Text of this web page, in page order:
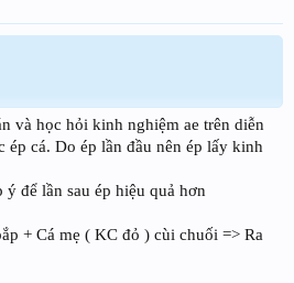
và học hỏi kinh nghiệm ae trên diễn
ép cá. Do ép lần đầu nên ép lấy kinh
ý để lần sau ép hiệu quả hơn
+ Cá mẹ ( KC đỏ ) cùi chuối => Ra